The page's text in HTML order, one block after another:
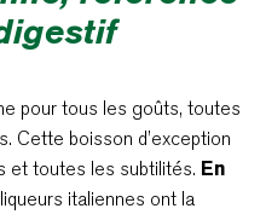
pour tous les goûts, toutes
Cette boisson d’exception
et toutes les subtilités. En
italiennes ont la